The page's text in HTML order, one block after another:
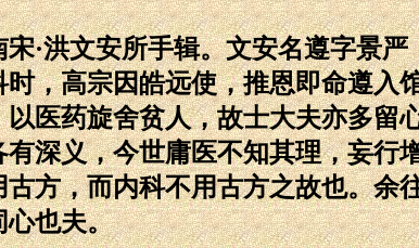
文安所手辑。文安名遵字景严
，高宗因皓远使，推恩即命遵
医药旋舍贫人，故士大夫亦多
深义，今世庸医不知其理，妄
方，而内科不用古方之故也。
心也夫。